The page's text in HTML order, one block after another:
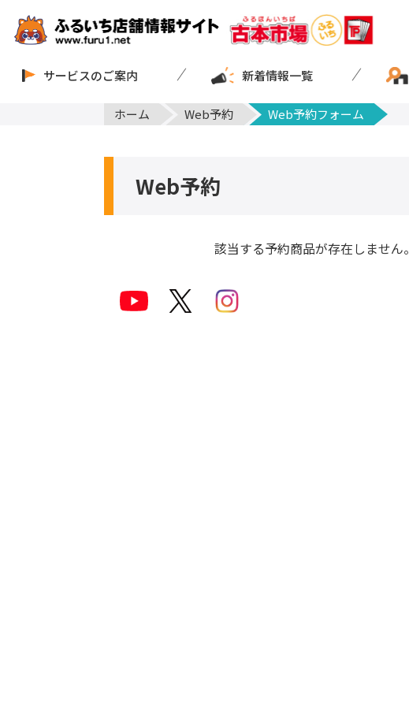
サービスのご案内 新着情報一覧
ホーム Web予約 Web予約フォーム
Web予約
該当する予約商品が存在しません。